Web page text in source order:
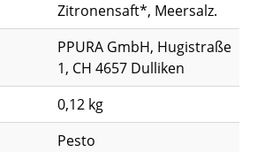
Zitronensaft*, Meersalz.
PPURA GmbH, Hugistraße
1, CH 4657 Dulliken
0,12 kg
Pesto